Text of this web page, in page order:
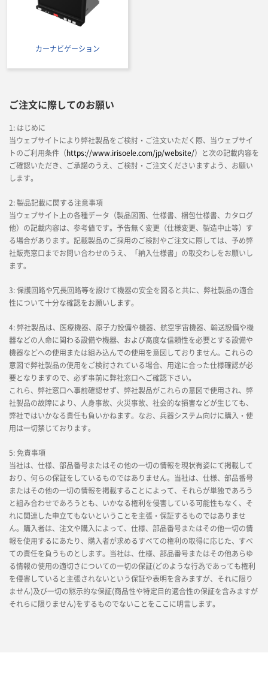
カーナビゲーション
ご注文に際してのお願い
1: はじめに
当ウェブサイトにより弊社製品をご検討・ご注文いただく際、当ウェブサイ
トのご利用条件（https://www.irisoele.com/jp/website/）と次の記載内容を
ご確認いただき、ご承諾のうえ、ご検討・ご注文くださいますよう、お願い
します。
2: 製品記載に関する注意事項
当ウェブサイト上の各種データ（製品図面、仕様書、梱包仕様書、カタログ
他）の記載内容は、参考値です。予告無く変更（仕様変更、製造中止等）す
る場合があります。記載製品のご採用のご検討やご注文に際しては、予め弊
社販売窓口までお問い合わせのうえ、「納入仕様書」の取交わしをお願いし
ます。
3: 保護回路や冗長回路等を設けて機器の安全を図ると共に、弊社製品の適合
性について十分な確認をお願いします。
4: 弊社製品は、医療機器、原子力設備や機器、航空宇宙機器、輸送設備や機
器などの人命に関わる設備や機器、および高度な信頼性を必要とする設備や
機器などへの使用または組み込んでの使用を意図しておりません。これらの
意図で弊社製品の使用をご検討されている場合、用途に合った仕様確認が必
要となりますので、必ず事前に弊社窓口へご確認下さい。
これら、弊社窓口へ事前確認せず、弊社製品がこれらの意図で使用され、弊
社製品の故障により、人身事故、火災事故、社会的な損害などが生じても、
弊社ではいかなる責任も負いかねます。なお、兵器システム向けに購入・使
用は一切禁じております。
5: 免責事項
当社は、仕様、部品番号またはその他の一切の情報を現状有姿にて掲載して
おり、何らの保証をしているものではありません。当社は、仕様、部品番号
またはその他の一切の情報を掲載することによって、それらが単独であろう
と組み合わせであろうとも、いかなる権利を侵害している可能性もなく、そ
れに関連した申立てもないということを主張・保証するものではありませ
ん。購入者は、注文や購入によって、仕様、部品番号またはその他一切の情
報を使用するにあたり、購入者が求めるすべての権利の取得に応じた、すべ
ての責任を負うものとします。当社は、仕様、部品番号またはその他あらゆ
る情報の使用の適切さについての一切の保証(どのような行為であっても権利
を侵害していると主張されないという保証や表明を含みますが、それに限り
ません)及び一切の黙示的な保証(商品性や特定目的適合性の保証を含みますが
それらに限りません)をするものでないことをここに明言します。